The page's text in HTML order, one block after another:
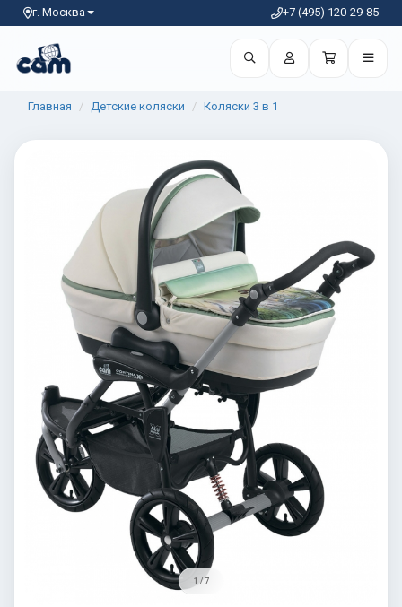
г. Москва +7 (495) 120-29-85
Главная Детские коляски Коляски 3 в 1
1 / 7